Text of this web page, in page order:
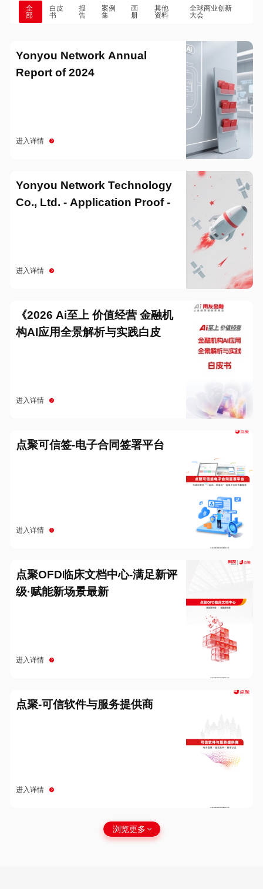
全
部
白皮
书
报
告
案例
集
画
册
其他
资料
全球商业创新
大会
Yonyou Network Annual
Report of 2024
进入详情
Yonyou Network Technology
Co., Ltd. - Application Proof -
进入详情
《2026 Ai至上 价值经营 金融机
构AI应用全景解析与实践白皮
进入详情
点聚可信签-电子合同签署平台
进入详情
点聚OFD临床文档中心-满足新评
级·赋能新场景最新
进入详情
点聚-可信软件与服务提供商
进入详情
浏览更多